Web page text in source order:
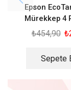
Epson
Mürekkep 4
₺454,90 ₺
Sepete